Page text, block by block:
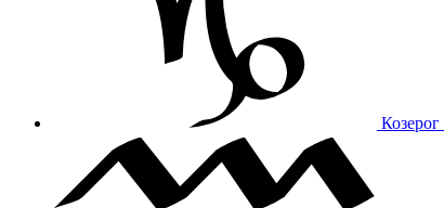
Козерог